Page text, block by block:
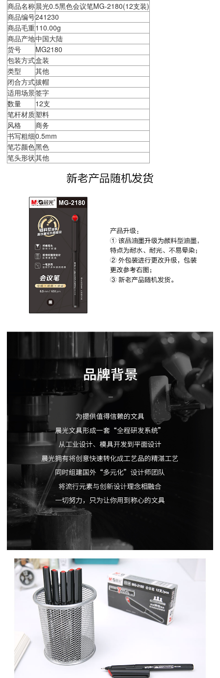
商品名称晨光0.5黑色会议笔MG-2180(12支装)
商品编号241230
商品毛重110.00g
商品产地中国大陆
货号
MG2180
包装方式盒装
类型
其他
闭合方式拔帽
适用场景签字
数量
12支
笔杆材质塑料
风格
商务
书写粗细0.5mm
笔芯颜色黑色
笔头形状其他